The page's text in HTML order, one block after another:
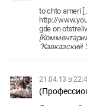
to chto ameri
http://
gde on
21.04.13 в